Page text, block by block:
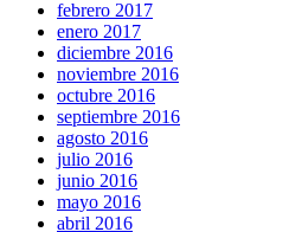
febrero 2017
enero 2017
diciembre 2016
noviembre 2016
octubre 2016
septiembre 2016
agosto 2016
julio 2016
junio 2016
mayo 2016
abril 2016